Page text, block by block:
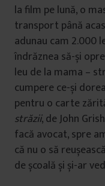
la film pe lună, o
transport până
adunau cam 2.000
îndrăznea să-și
leu de la mama –
cumpere ce-și
pentru o carte
străzii, de John
facă avocat, spre
că nu o să
de școală și și-ar